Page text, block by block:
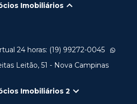
Imobiliários
24 horas: (19) 99272-0045
Leitão, 51 - Nova Campinas
Imobiliários 2